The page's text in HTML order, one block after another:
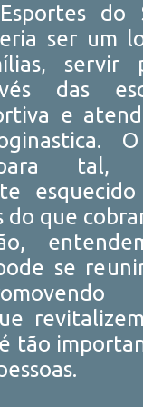
do
ser um
servir
das
e
tal,
do que
se
tão